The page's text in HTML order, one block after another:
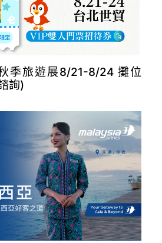
季旅遊展8/21-8/24 攤位
詢)